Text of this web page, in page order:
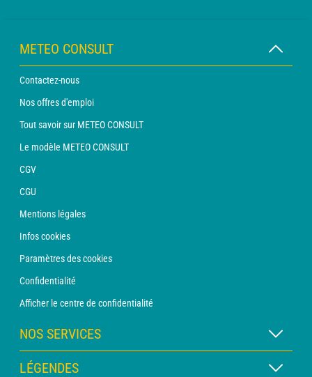
METEO CONSULT
Contactez-nous
Nos offres d'emploi
Tout savoir sur METEO CONSULT
Le modèle METEO CONSULT
CGV
CGU
Mentions légales
Infos cookies
Paramètres des cookies
Confidentialité
Afficher le centre de confidentialité
NOS SERVICES
Abonnement METEO Xpert
LÉGENDES